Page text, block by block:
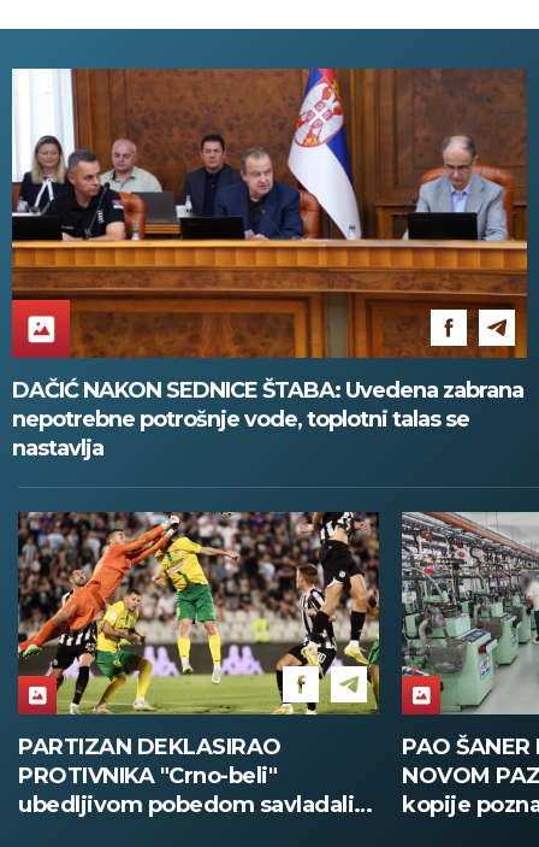
DAČIĆ NAKON SEDNICE ŠTABA: Uvedena zabrana
nepotrebne potrošnje vode, toplotni talas se
nastavlja
beli"
savladali
PAO ŠANER LAŽNJAKA U
NOVOM PAZARU:
kopije poznatih brendova u